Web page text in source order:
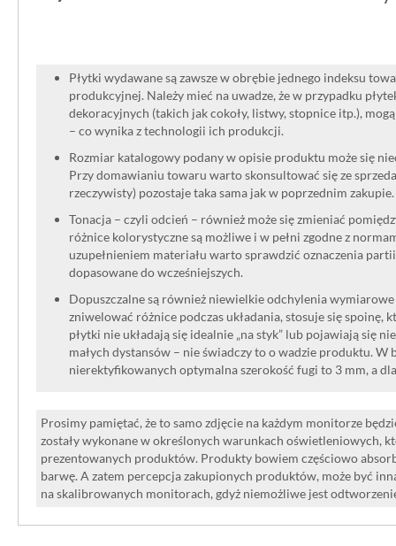
Płytki wydawane są zawsze w obrębie jednego indeksu
produkcyjnej. Należy mieć na uwadze, że w przypadku
dekoracyjnych (takich jak cokoły, listwy, stopnice itp.),
– co wynika z technologii ich produkcji.
Rozmiar katalogowy podany w opisie produktu może się
Przy domawianiu towaru warto skonsultować się ze
rzeczywisty) pozostaje taka sama jak w poprzednim zakupie.
Tonacja – czyli odcień – również może się zmieniać
różnice kolorystyczne są możliwe i w pełni zgodne z
uzupełnieniem materiału warto sprawdzić oznaczenia
dopasowane do wcześniejszych.
Dopuszczalne są również niewielkie odchylenia
zniwelować różnice podczas układania, stosuje się spoinę,
płytki nie układają się idealnie „na styk” lub pojawiają się
małych dystansów – nie świadczy to o wadzie produktu. W
nierektyfikowanych optymalna szerokość fugi to 3 mm, a
Prosimy pamiętać, że to samo zdjęcie na każdym monitorze
zostały wykonane w określonych warunkach oświetleniowych,
prezentowanych produktów. Produkty bowiem częściowo
barwę. A zatem percepcja zakupionych produktów, może być
na skalibrowanych monitorach, gdyż niemożliwe jest